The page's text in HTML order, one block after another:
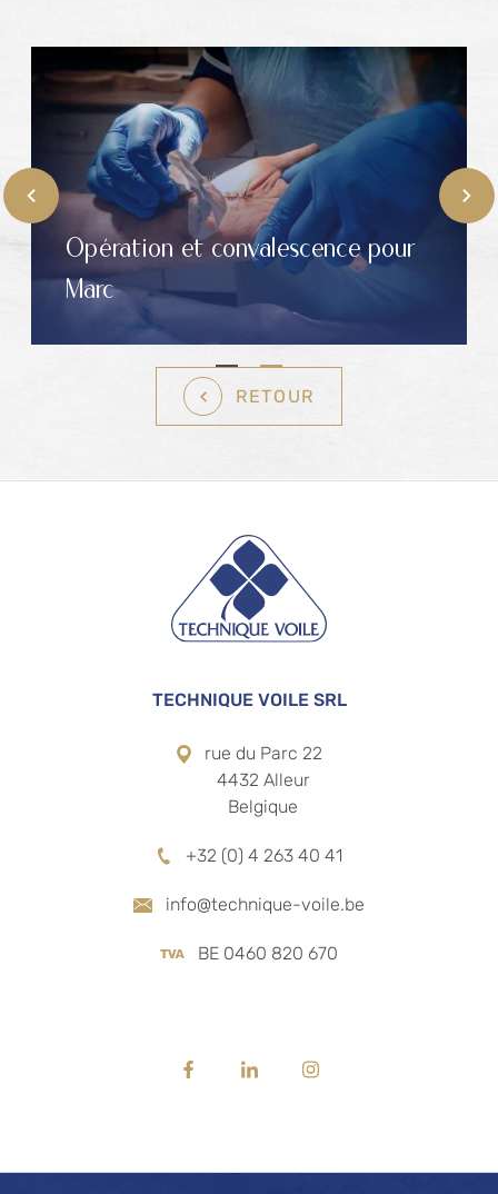
Opération et convalescence pour
Marc
RETOUR
TECHNIQUE VOILE SRL
rue du Parc 22
4432 Alleur
Belgique
+32 (0) 4 263 40 41
info@technique-voile.be
BE 0460 820 670
News textile
FacebookLinkedinInstagram